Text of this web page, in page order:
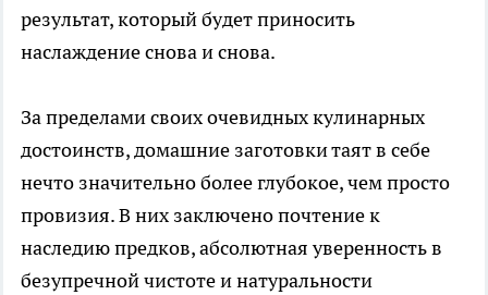
результат, который будет приносить
наслаждение снова и снова.
За пределами своих очевидных кулинарных
достоинств, домашние заготовки таят в себе
нечто значительно более глубокое, чем просто
провизия. В них заключено почтение к
наследию предков, абсолютная уверенность в
безупречной чистоте и натуральности